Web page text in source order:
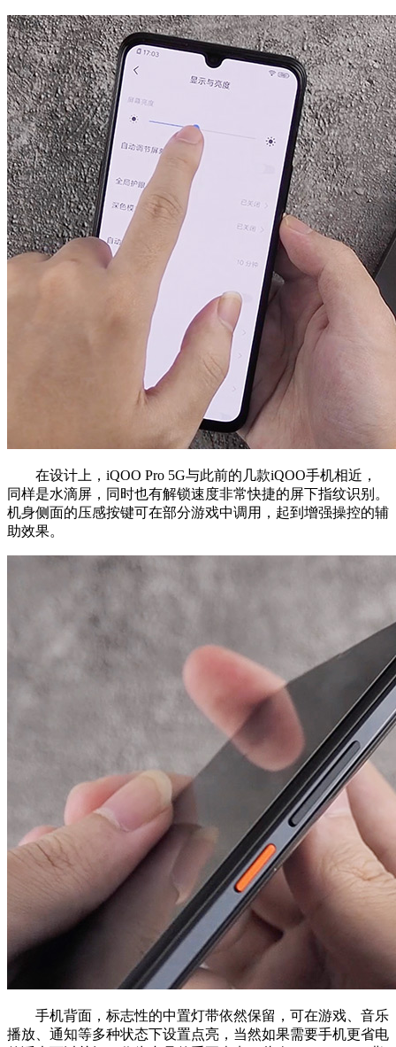
在设计上，iQOO Pro 5G与此前的几款iQOO手机相近，
同样是水滴屏，同时也有解锁速度非常快捷的屏下指纹识别。
机身侧面的压感按键可在部分游戏中调用，起到增强操控的辅
助效果。
手机背面，标志性的中置灯带依然保留，可在游戏、音乐
播放、通知等多种状态下设置点亮，当然如果需要手机更省电